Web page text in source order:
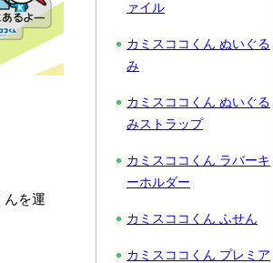
んを運
ァイル
カミスココくん ぬいぐる
み
カミスココくん ぬいぐる
みストラップ
カミスココくん ラバーキ
ーホルダー
カミスココくん ふせん
カミスココくん プレミア